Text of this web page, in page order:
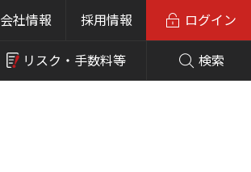
会社情報 採用情報
リスク・ 手数料等 検索
ログイン